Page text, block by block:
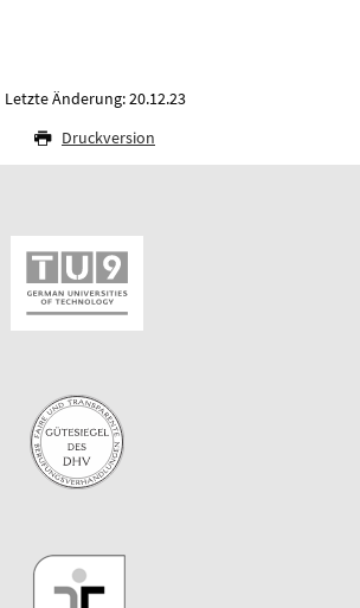
Letzte Änderung: 20.12.23
Druckversion